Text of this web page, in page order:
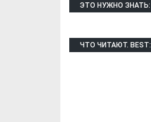
ЭТО НУЖНО ЗНАТЬ:
ЧТО ЧИТАЮТ. BEST: